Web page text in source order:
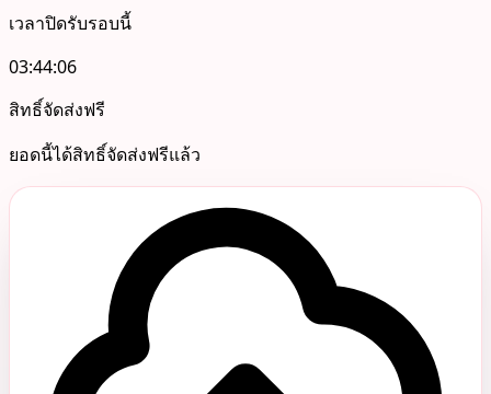
เวลาปิดรับรอบนี้
03:44:06
สิทธิ์จัดส่งฟรี
ยอดนี้ได้สิทธิ์จัดส่งฟรีแล้ว